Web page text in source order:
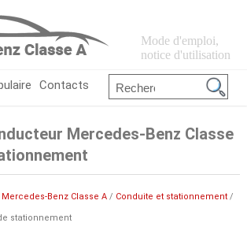
Mode d'emploi,
notice d'utilisation
Contacts
Mercedes-Benz Classe
Benz Classe A/ Conduite et stationnement/
stationnement